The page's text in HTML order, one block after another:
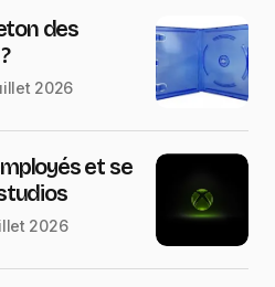
des
2026
et se
2026